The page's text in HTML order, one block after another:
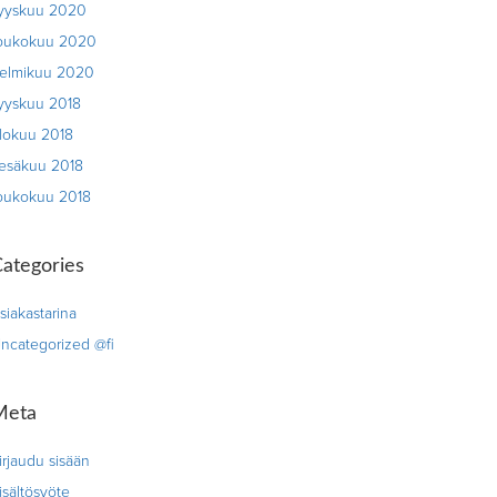
2020
2020
2020
2018
2018
2018
2018
@fi
sisään